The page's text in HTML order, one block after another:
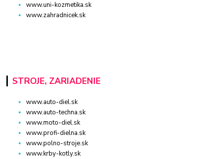
www.uni-kozmetika.sk
www.zahradnicek.sk
STROJE, ZARIADENIE
www.auto-diel.sk
www.auto-techna.sk
www.moto-diel.sk
www.profi-dielna.sk
www.polno-stroje.sk
www.krby-kotly.sk